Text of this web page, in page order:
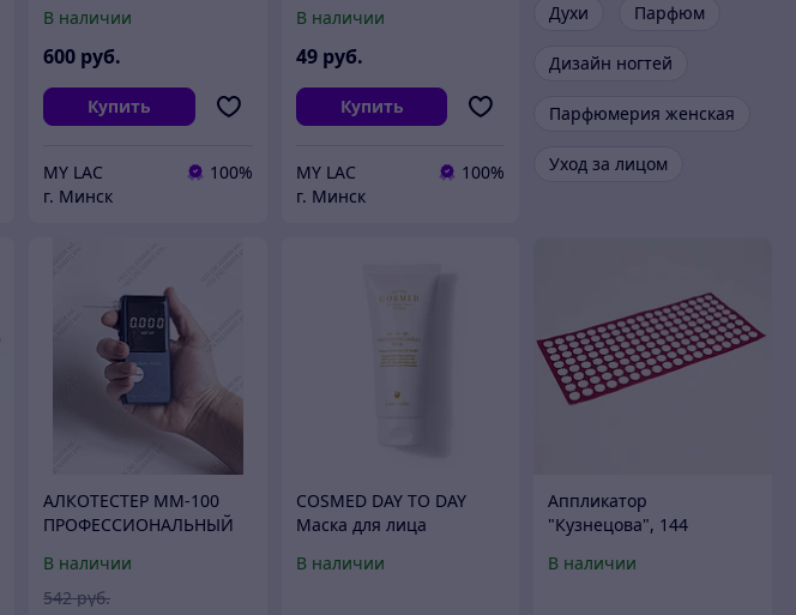
(ОРИГИНАЛ, ЮЖНАЯ
КОРЕЯ, ЭЛ.МОЩ.45ВТ)
В наличии
600 руб.
Купить
MY LAC
100%
г. Минск
ВЫКЛЮЧЕНИЯ ДЛЯ
МИКРОМОТОРОВ
MARATHON N2, 3N, N7,
M-3C
В наличии
49 руб.
Купить
MY LAC
100%
г. Минск
Духи Парфюм
Дизайн ногтей
Парфюмерия женская
Уход за лицом
АЛКОТЕСТЕР ММ-100
ПРОФЕССИОНАЛЬНЫЙ
ЭЛЕКТРОХИМИЧЕСКИЙ
СЕНСОР НОВОГО
В наличии
542 руб.
COSMED DAY TO DAY
Маска для лица
экстрактом ванили, 75
В наличии
Аппликатор
"Кузнецова", 144
56 см, красный.
В наличии